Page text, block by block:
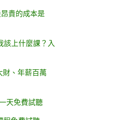
貴的成本是
該上什麼課？入
財、年薪百萬
天免費試聽